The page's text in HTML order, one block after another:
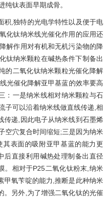
纯钛表面早期成骨。
积,独特的光电学特性以及便于电
化钛纳米线光催化作用的应用还
解作用对有机和无机污染物的降
钛纳米颗粒在碱热条件下制备出
的二氧化钛纳米颗粒光催化降解
光催化降解亚甲基蓝的效率要高
：一是纳米线相对纳米颗粒与石
子可以沿着纳米线做直线传递,相
传递,因此电子从纳米线到石墨烯
空穴复合时间缩短;三是因为纳米
表面的吸附亚甲基蓝的能力更
后直接利用碱热处理制备出直径
。相对于P25二氧化钛粉末,纳米
甲氧苄啶的能力,推断是此种纳米
。另外,为了增强二氧化钛的光催